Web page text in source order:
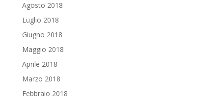
Agosto 2018
Luglio 2018
Giugno 2018
Maggio 2018
Aprile 2018
Marzo 2018
Febbraio 2018